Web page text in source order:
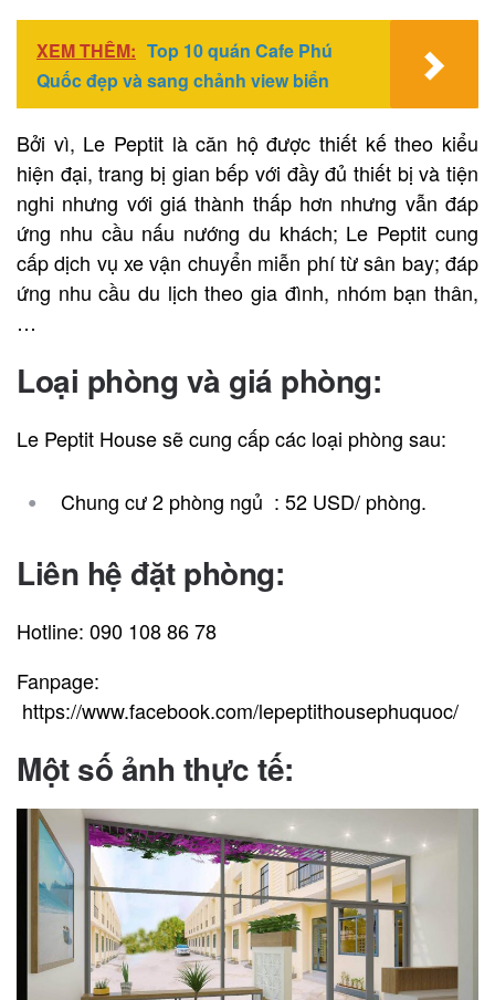
XEM THÊM: Top 10 quán Cafe Phú
Quốc đẹp và sang chảnh view biển
Bởi vì, Le Peptit là căn hộ được thiết kế theo kiểu
hiện đại, trang bị gian bếp với đầy đủ thiết bị và tiện
nghi nhưng với giá thành thấp hơn nhưng vẫn đáp
ứng nhu cầu nấu nướng du khách; Le Peptit cung
cấp dịch vụ xe vận chuyển miễn phí từ sân bay; đáp
ứng nhu cầu du lịch theo gia đình, nhóm bạn thân,
…
Loại phòng và giá phòng:
Le Peptit House sẽ cung cấp các loại phòng sau:
Chung cư 2 phòng ngủ : 52 USD/ phòng.
Liên hệ đặt phòng:
Hotline: 090 108 86 78
Fanpage:
https://www.facebook.com/lepeptithousephuquoc/
Một số ảnh thực tế: